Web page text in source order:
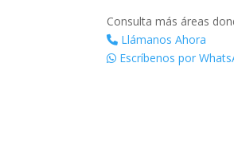
Consulta más áreas
Llámanos Ahora
Escríbenos por